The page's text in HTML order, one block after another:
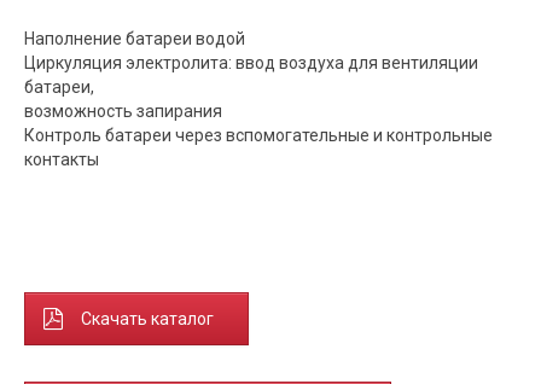
Наполнение батареи водой
Циркуляция электролита: ввод воздуха для вентиляции
батареи,
возможность запирания
Контроль батареи через вспомогательные и контрольные
контакты
Скачать каталог